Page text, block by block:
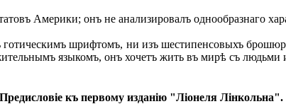
Америки; онъ не анализировалъ однообразнаго
готическимъ шрифтомъ, ни изъ шестипенсовыхъ
языкомъ, онъ хочетъ жить въ мирѣ съ людьми
Предисловіе къ первому изданію "Ліонеля Лінкольна".